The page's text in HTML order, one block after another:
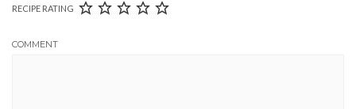
RECIPE RATING
COMMENT